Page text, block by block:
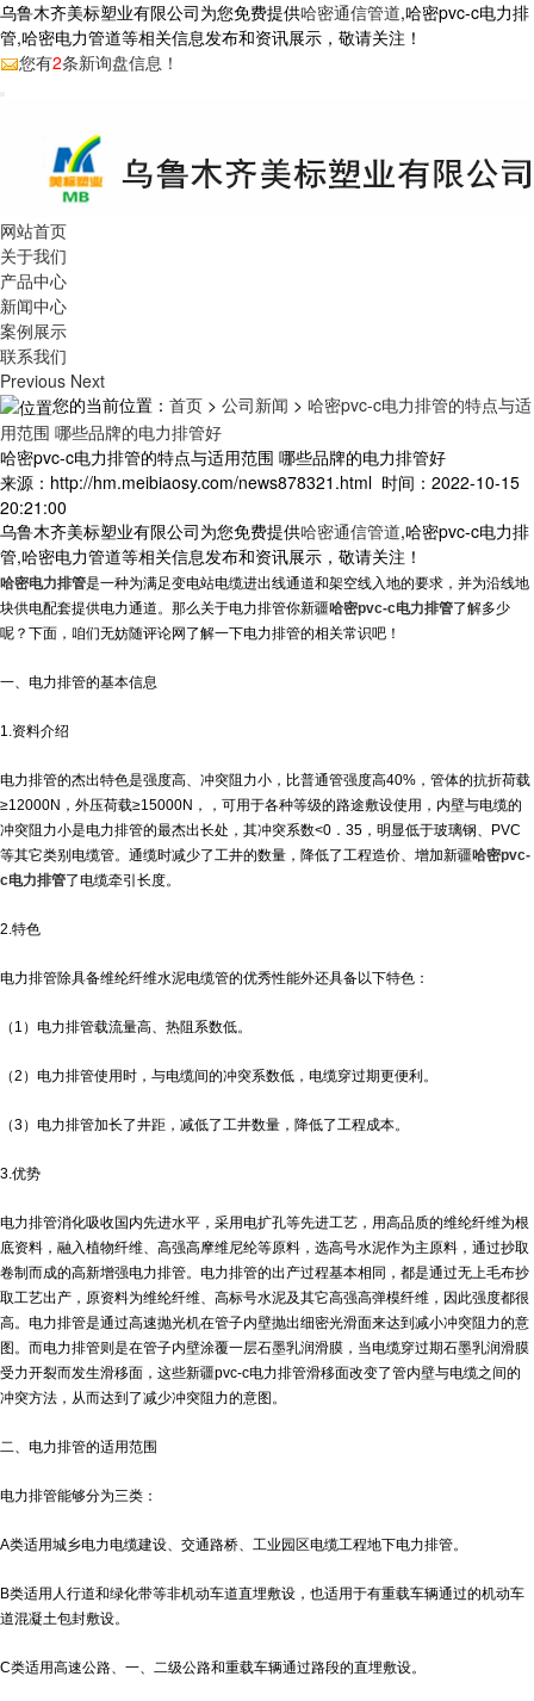
乌鲁木齐美标塑业有限公司为您免费提供哈密通信管道,哈密pvc-c电力排
管,哈密电力管道等相关信息发布和资讯展示，敬请关注！
您有2条新询盘信息！
网站首页
关于我们
产品中心
新闻中心
案例展示
联系我们
Previous Next
您的当前位置： 首页 > 公司新闻 > 哈密pvc-c电力排管的特点与适
用范围 哪些品牌的电力排管好
哈密pvc-c电力排管的特点与适用范围 哪些品牌的电力排管好
来源：http://hm.meibiaosy.com/news878321.html 时间：2022-10-15
20:21:00
乌鲁木齐美标塑业有限公司为您免费提供哈密通信管道,哈密pvc-c电力排
管,哈密电力管道等相关信息发布和资讯展示，敬请关注！
哈密电力排管是一种为满足变电站电缆进出线通道和架空线入地的要求，并为沿线地
块供电配套提供电力通道。那么关于电力排管你新疆哈密pvc-c电力排管了解多少
呢？下面，咱们无妨随评论网了解一下电力排管的相关常识吧！
一、电力排管的基本信息
1.资料介绍
电力排管的杰出特色是强度高、冲突阻力小，比普通管强度高40%，管体的抗折荷载
≥12000N，外压荷载≥15000N，，可用于各种等级的路途敷设使用，内壁与电缆的
冲突阻力小是电力排管的最杰出长处，其冲突系数<0．35，明显低于玻璃钢、PVC
等其它类别电缆管。通缆时减少了工井的数量，降低了工程造价、增加新疆哈密pvc-
c电力排管了电缆牵引长度。
2.特色
电力排管除具备维纶纤维水泥电缆管的优秀性能外还具备以下特色：
（1）电力排管载流量高、热阻系数低。
（2）电力排管使用时，与电缆间的冲突系数低，电缆穿过期更便利。
（3）电力排管加长了井距，减低了工井数量，降低了工程成本。
3.优势
电力排管消化吸收国内先进水平，采用电扩孔等先进工艺，用高品质的维纶纤维为根
底资料，融入植物纤维、高强高摩维尼纶等原料，选高号水泥作为主原料，通过抄取
卷制而成的高新增强电力排管。电力排管的出产过程基本相同，都是通过无上毛布抄
取工艺出产，原资料为维纶纤维、高标号水泥及其它高强高弹模纤维，因此强度都很
高。电力排管是通过高速抛光机在管子内壁抛出细密光滑面来达到减小冲突阻力的意
图。而电力排管则是在管子内壁涂覆一层石墨乳润滑膜，当电缆穿过期石墨乳润滑膜
受力开裂而发生滑移面，这些新疆pvc-c电力排管滑移面改变了管内壁与电缆之间的
冲突方法，从而达到了减少冲突阻力的意图。
二、电力排管的适用范围
电力排管能够分为三类：
A类适用城乡电力电缆建设、交通路桥、工业园区电缆工程地下电力排管。
B类适用人行道和绿化带等非机动车道直埋敷设，也适用于有重载车辆通过的机动车
道混凝土包封敷设。
C类适用高速公路、一、二级公路和重载车辆通过路段的直埋敷设。